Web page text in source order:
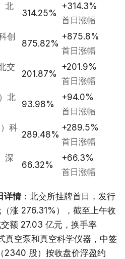
北
314.25%
+314.3%
首日涨幅
创
875.82%
+875.8%
首日涨幅
交
201.87%
+201.9%
首日涨幅
北
93.98%
+94.0%
首日涨幅
科
289.48%
+289.5%
首日涨幅
深
66.32%
+66.3%
首日涨幅
详情：北交所挂牌首日，发行
涨 276.31%），截至上午收
额 27.03 亿元，换手率
真空泵和真空科学仪器，中签
股）按收盘价浮盈约